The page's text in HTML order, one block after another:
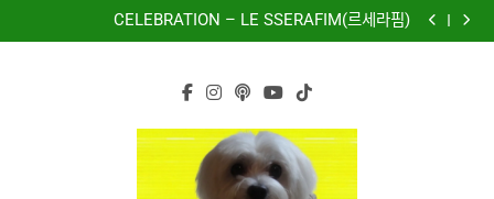
to
少女時代(소녀시대)(Girls’ Generation)
CELEBRATION – LE SSERAFIM(르세라핌)
Hermes One Quick Start Guide using OpenRouter Free
再次重逢的世界(다시만난세계)(Into The New World) –
少女時代(소녀시대)(Girls’ Generation)
CELEBRATION – LE SSERAFIM(르세라핌)
Models & Telegram Integration
虹 – 菅田将暉